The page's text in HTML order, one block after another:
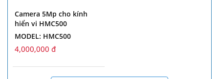
Camera 5Mp cho kính
hiển vi HMC500
MODEL: HMC500
4,000,000 đ